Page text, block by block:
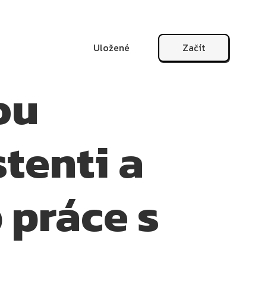
Uložené Začít
a
s